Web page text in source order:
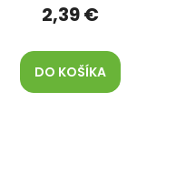
2,39 €
DO KOŠÍKA